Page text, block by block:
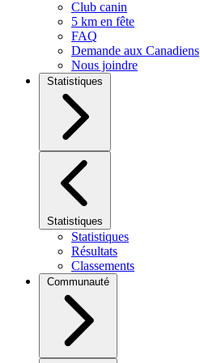
Club canin
5 km en fête
FAQ
Demande aux Canadiens
Nous joindre
Statistiques
Statistiques
Statistiques
Résultats
Classements
Communauté